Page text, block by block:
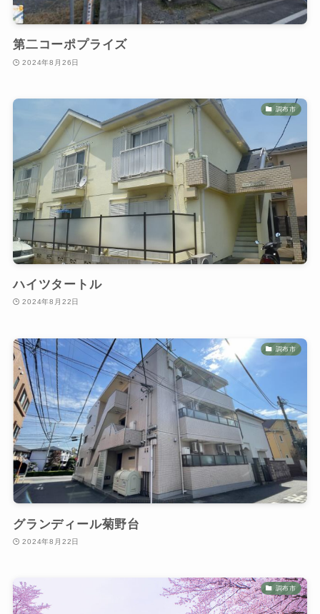
第二コーポプライズ
2024年8月26日
調布市
ハイツタートル
2024年8月22日
調布市
グランディール菊野台
2024年8月22日
調布市